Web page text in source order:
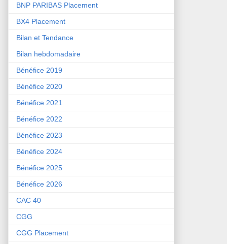
BNP PARIBAS Placement
BX4 Placement
Bilan et Tendance
Bilan hebdomadaire
Bénéfice 2019
Bénéfice 2020
Bénéfice 2021
Bénéfice 2022
Bénéfice 2023
Bénéfice 2024
Bénéfice 2025
Bénéfice 2026
CAC 40
CGG
CGG Placement